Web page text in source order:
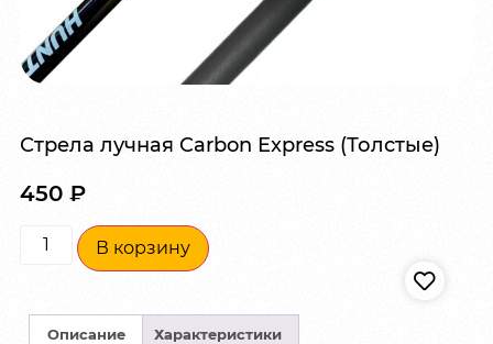
Стрела лучная Carbon Express (Толстые)
450 ₽
В корзину
Описание Характеристики